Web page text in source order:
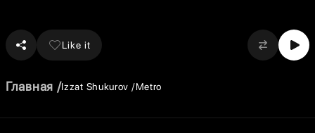
Like it
Главная Izzat Shukurov Metro